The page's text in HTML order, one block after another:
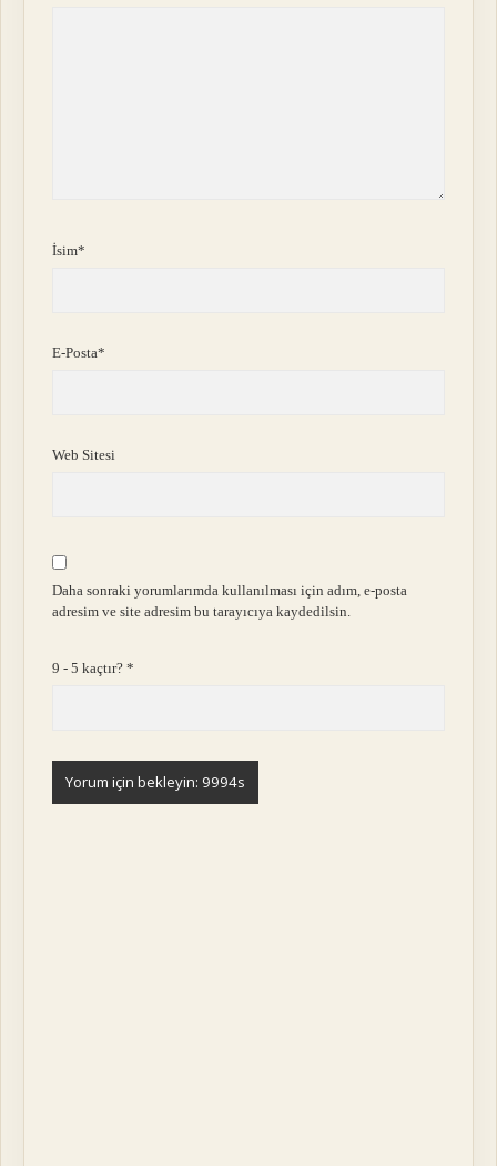
İsim*
E-Posta*
Web Sitesi
Daha sonraki yorumlarımda kullanılması için adım, e-posta
adresim ve site adresim bu tarayıcıya kaydedilsin.
9 - 5 kaçtır?*